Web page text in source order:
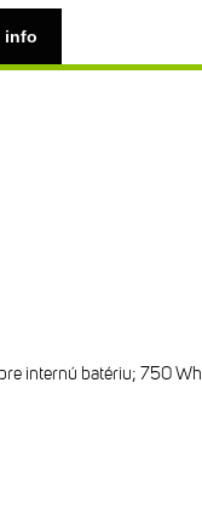
info
internú batériu; 750 Wh